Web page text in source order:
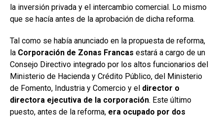
la inversión privada y el intercambio comercial. Lo mismo
que se hacía antes de la aprobación de dicha reforma.
Tal como se había anunciado en la propuesta de reforma,
la Corporación de Zonas Francas estará a cargo de un
Consejo Directivo integrado por los altos funcionarios del
Ministerio de Hacienda y Crédito Público, del Ministerio
de Fomento, Industria y Comercio y el director o
directora ejecutiva de la corporación. Este último
puesto, antes de la reforma, era ocupado por dos